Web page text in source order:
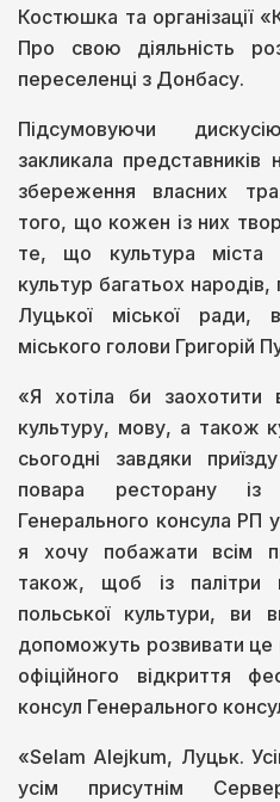
Костюшка та організації
Про свою діяльність
переселенці з Донбасу.
Підсумовуючи
закликала
збереження власних
того, що кожен із них
те, що культура міста
культур багатьох
Луцької міської ради,
міського голови Григорій
«Я хотіла би заохотити
культуру, мову, а також
сьогодні завдяки
повара ресторану
Генерального консула РП
я хочу побажати всім
також, щоб із палітри
польської культури, ви
допоможуть розвивати це
офіційного відкриття
консул Генерального
«Selam Alejkum, Луцьк.
усім присутнім